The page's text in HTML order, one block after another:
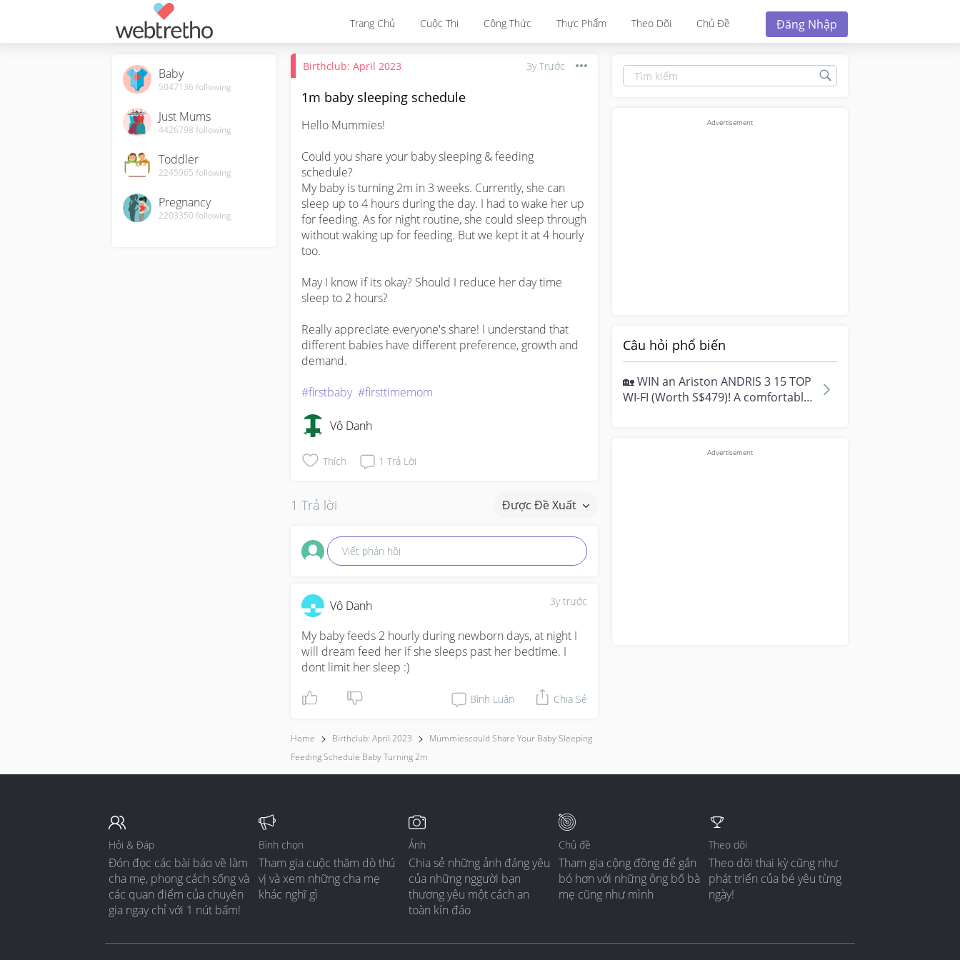
Trang Chủ Cuộc Thi Công Thức Thực Phẩm Theo Dõi Chủ Đề Đăng Nhập
Baby
5047136 following
Just Mums
4426798 following
Toddler
2245965 following
Pregnancy
2203350 following
Birthclub: April 2023 3y Trước
1m baby sleeping schedule
Hello Mummies!
Could you share your baby sleeping & feeding
schedule?
My baby is turning 2m in 3 weeks. Currently, she can
sleep up to 4 hours during the day. I had to wake her up
for feeding. As for night routine, she could sleep through
without waking up for feeding. But we kept it at 4 hourly
too.
May I know if its okay? Should I reduce her day time
sleep to 2 hours?
Really appreciate everyone's share! I understand that
different babies have different preference, growth and
demand.
#firstbaby #firsttimemom
Vô Danh
Thích 1 Trả Lời
1 Trả lời Được Đề Xuất
Viết phản hồi
3y trước
Vô Danh
My baby feeds 2 hourly during newborn days, at night I
will dream feed her if she sleeps past her bedtime. I
dont limit her sleep :)
Bình Luận Chia Sẻ
Home Birthclub: April 2023
Mummiescould Share Your Baby Sleeping
Feeding Schedule Baby Turning 2m
Câu hỏi phổ biến
🏡 WIN an Ariston ANDRIS 3 15 TOP
WI-FI (Worth S$479)! A comfortable
Hỏi & Đáp
Đón đọc các bài báo về làm
cha mẹ, phong cách sống và
các quan điểm của chuyên
gia ngay chỉ với 1 nút bấm!
Bình chọn
Tham gia cuộc thăm dò thú
vị và xem những cha mẹ
khác nghĩ gì
Ảnh
Chia sẻ những ảnh đáng yêu
của những nggười bạn
thương yêu một cách an
toàn kín đáo
Chủ đề
Tham gia cộng đồng để gắn
bó hơn với những ông bố bà
mẹ cũng như mình
Theo dõi
Theo dõi thai kỳ cũng như
phát triển của bé yêu từng
ngày!